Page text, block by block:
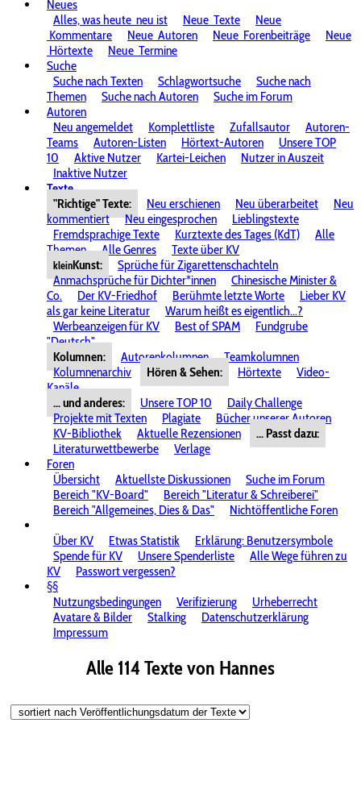
Neues
Alles, was heute neu ist Neue Texte
Neue
Kommentare
Neue Autoren Neue Forenbeiträge
Neue
Hörtexte
Neue Termine
Suche
Suche nach Texten
Schlagwortsuche
Suche nach
Themen
Suche nach Autoren
Suche im Forum
Autoren
Neu angemeldet
Komplettliste Zufallsautor
Autoren-
Teams
Autoren-Listen Hörtext-Autoren
Unsere TOP
10
Aktive Nutzer Kartei-Leichen
Nutzer in Auszeit
Inaktive Nutzer
Texte
"Richtige" Texte:
Neu erschienen Neu überarbeitet
Neu
kommentiert
Neu eingesprochen
Lieblingstexte
Fremdsprachige Texte
Kurztexte des Tages (KdT)
Alle
Themen
Alle Genres Texte über KV
kleinKunst:
Sprüche für Zigarettenschachteln
Anmachsprüche für Dichter*innen
Chinesische Minister &
Co.
Der KV-Friedhof Berühmte letzte Worte
Lieber KV
als gar keine Literatur
Warum heißt es eigentlich...?
Werbeanzeigen für KV
Best of SPAM
Fundgrube
"Deutsch"
Kolumnen:
Autorenkolumnen
Teamkolumnen
Kolumnenarchiv
Hören & Sehen: Hörtexte
Video-
Kanäle
... und anderes:
Unsere TOP 10
Daily Challenge
Projekte mit Texten
Plagiate
Bücher unserer Autoren
KV-Bibliothek
Aktuelle Rezensionen
... Passt dazu:
Literaturwettbewerbe
Verlage
Foren
Übersicht
Aktuellste Diskussionen
Suche im Forum
Bereich "KV-Board"
Bereich "Literatur & Schreiberei"
Bereich "Allgemeines, Dies & Das"
Nichtöffentliche Foren
Über KV
Etwas Statistik
Erklärung: Benutzersymbole
Spende für KV
Unsere Spenderliste
Alle Wege führen zu
KV
Passwort vergessen?
§§
Nutzungsbedingungen
Verifizierung
Urheberrecht
Avatare & Bilder
Stalking
Datenschutzerklärung
Impressum
Alle 114 Texte von Hannes